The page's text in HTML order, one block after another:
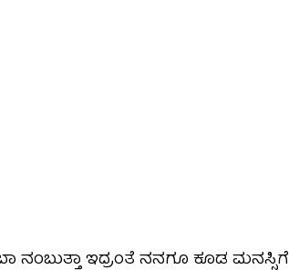
ನಂಬುತ್ತಾ ಇದ್ರಂತೆ ನನಗೂ ಕೂಡ ಮನಸ್ಸಿಗೆ